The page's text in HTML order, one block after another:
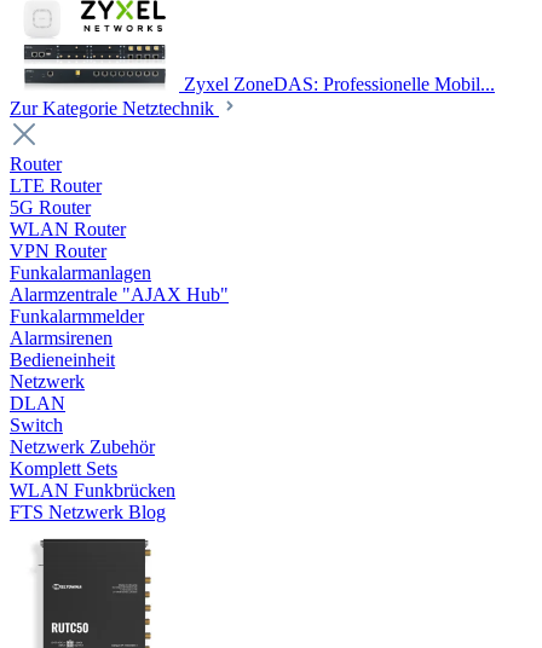
Zyxel ZoneDAS: Professionelle Mobil...
Zur Kategorie Netztechnik
Router
LTE Router
5G Router
WLAN Router
VPN Router
Funkalarmanlagen
Alarmzentrale "AJAX Hub"
Funkalarmmelder
Alarmsirenen
Bedieneinheit
Netzwerk
DLAN
Switch
Netzwerk Zubehör
Komplett Sets
WLAN Funkbrücken
FTS Netzwerk Blog